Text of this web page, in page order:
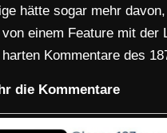
hätte sogar mehr
einem Feature mit der
Kommentare des
die Kommentare